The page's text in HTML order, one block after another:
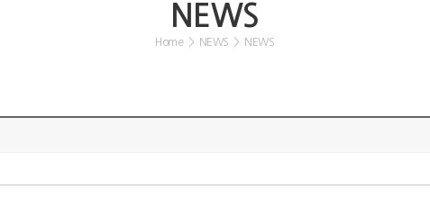
NEWS
Home > NEWS > NEWS